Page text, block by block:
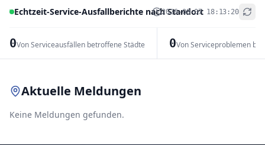
Echtzeit-Service-Ausfallberichte nach Standort
2026-08-07 18:13:20
0Von Serviceausfällen betroffene Städte 0Von Serviceproblemen
+
Aktuelle Meldungen
Keine Meldungen gefunden.